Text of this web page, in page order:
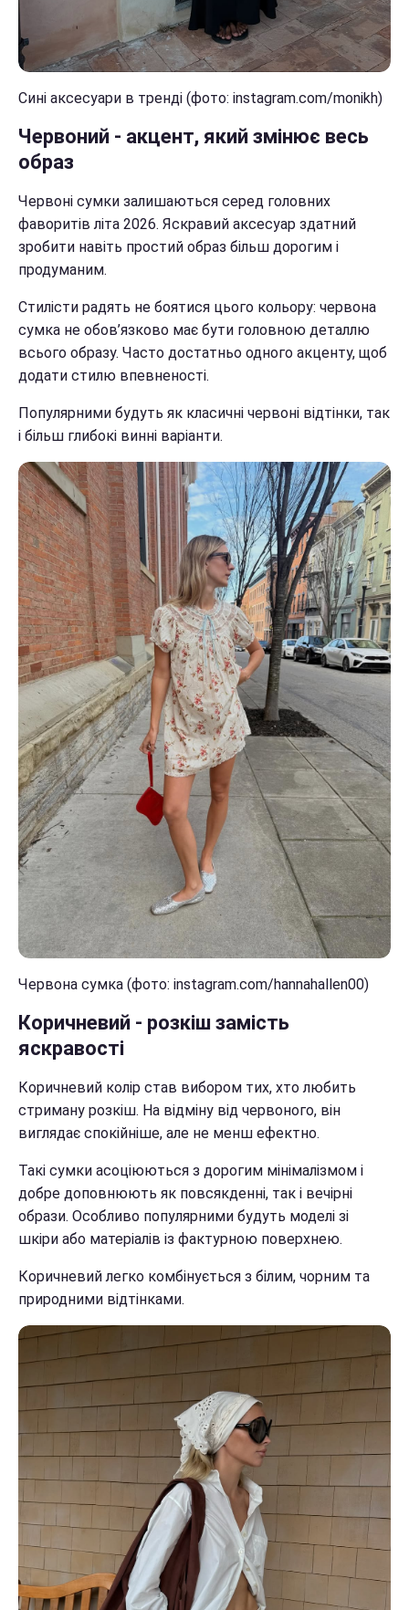
Сині аксесуари в тренді (фото: instagram.com/monikh)
Червоний - акцент, який змінює весь
образ
Червоні сумки залишаються серед головних
фаворитів літа 2026. Яскравий аксесуар здатний
зробити навіть простий образ більш дорогим і
продуманим.
Стилісти радять не боятися цього кольору: червона
сумка не обов’язково має бути головною деталлю
всього образу. Часто достатньо одного акценту, щоб
додати стилю впевненості.
Популярними будуть як класичні червоні відтінки, так
і більш глибокі винні варіанти.
Червона сумка (фото: instagram.com/hannahallen00)
Коричневий - розкіш замість
яскравості
Коричневий колір став вибором тих, хто любить
стриману розкіш. На відміну від червоного, він
виглядає спокійніше, але не менш ефектно.
Такі сумки асоціюються з дорогим мінімалізмом і
добре доповнюють як повсякденні, так і вечірні
образи. Особливо популярними будуть моделі зі
шкіри або матеріалів із фактурною поверхнею.
Коричневий легко комбінується з білим, чорним та
природними відтінками.